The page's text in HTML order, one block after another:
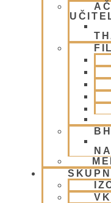
Bhakti –
4 julija, 2014
Preberi več »